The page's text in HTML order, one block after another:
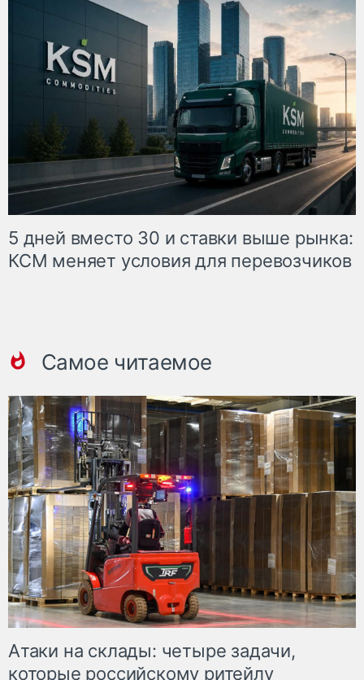
5 дней вместо 30 и ставки выше рынка:
КСМ меняет условия для перевозчиков
Самое читаемое
Атаки на склады: четыре задачи,
которые российскому ритейлу